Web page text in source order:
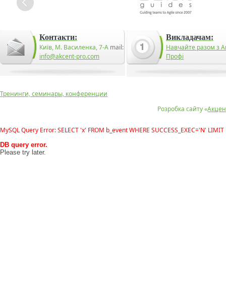
Контакти:
Київ, М. Василенка, 7-А mail:
info@akcent-pro.com
Викладачам:
Навчайте разом з
Профі
Розробка сайту «
Тренинги, семинары, конференции
MySQL Query Error: SELECT 'x' FROM b_event WHERE SUCCESS_EXEC='N' LIMIT
DB query error.
Please try later.